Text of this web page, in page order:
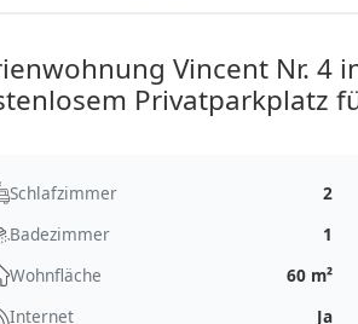
Vincent Nr. 4
Privatparkplatz
Schlafzimmer
2
Badezimmer
1
Wohnfläche
60 m²
Internet
Ja